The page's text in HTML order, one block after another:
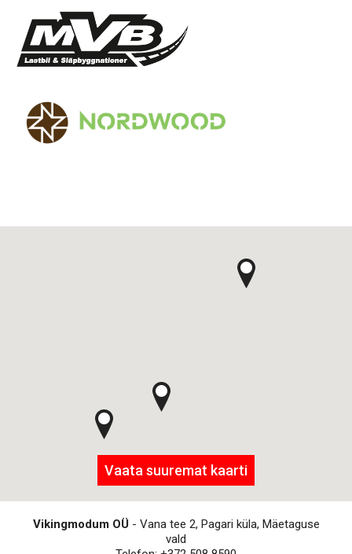
Vaata suuremat kaarti
Vikingmodum OÜ- Vana tee 2, Pagari küla, Mäetaguse
vald